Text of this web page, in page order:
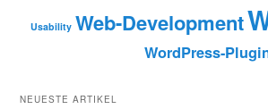
Usability Web-Development
WordPress-
NEUESTE ARTIKEL